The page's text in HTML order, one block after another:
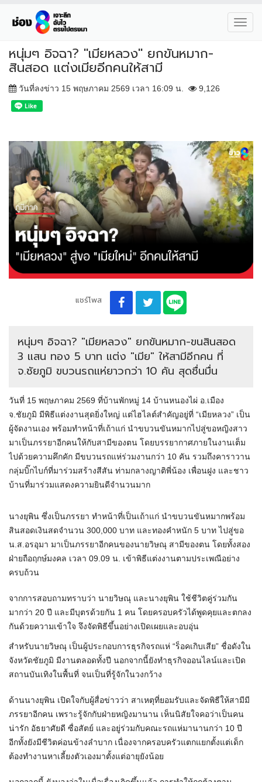
หนุ่มๆ อิจฉา? "เมียหลวง" ยกขันหมาก-
สินสอด แต่งเมียอีกคนให้สามี
วันที่ลงข่าว 15 พฤษภาคม 2569 เวลา 16:09 น. 9,126
แชร์โพส
หนุ่มๆ อิจฉา? "เมียหลวง" ยกขันหมาก-ขนสินสอด
3 แสน ทอง 5 บาท แต่ง "เมีย" ให้สามีอีกคน ที่
จ.ชัยภูมิ ขบวนรถแห่ยาวกว่า 10 คัน สุดชื่นมื่น
วันที่ 15 พฤษภาคม 2569 ที่บ้านพักหมู่ 14 บ้านหนองไผ่ อ.เมือง
จ.ชัยภูมิ มีพิธีแต่งงานสุดยิ่งใหญ่ แต่ไฮไลต์สำคัญอยู่ที่ “เมียหลวง” เป็น
ผู้จัดงานเอง พร้อมทำหน้าที่เถ้าแก่ นำขบวนขันหมากไปสู่ขอหญิงสาว
มาเป็นภรรยาอีกคนให้กับสามีของตน โดยบรรยากาศภายในงานเต็ม
ไปด้วยความคึกคัก มีขบวนรถแห่ร่วมงานกว่า 10 คัน รวมถึงคาราวาน
กลุ่มบิ๊กไบก์ที่มาร่วมสร้างสีสัน ท่ามกลางญาติพี่น้อง เพื่อนฝูง และชาว
บ้านที่มาร่วมแสดงความยินดีจำนวนมาก
นางยุพิน ซึ่งเป็นภรรยา ทำหน้าที่เป็นเถ้าแก่ นำขบวนขันหมากพร้อม
สินสอดเงินสดจำนวน 300,000 บาท และทองคำหนัก 5 บาท ไปสู่ขอ
น.ส.อรอุมา มาเป็นภรรยาอีกคนของนายวิษณุ สามีของตน โดยทั้งสอง
ฝ่ายถือฤกษ์มงคล เวลา 09.09 น. เข้าพิธีแต่งงานตามประเพณีอย่าง
ครบถ้วน
จากการสอบถามทราบว่า นายวิษณุ และนางยุพิน ใช้ชีวิตคู่ร่วมกัน
มากว่า 20 ปี และมีบุตรด้วยกัน 1 คน โดยครอบครัวได้พูดคุยและตกลง
กันด้วยความเข้าใจ จึงจัดพิธีขึ้นอย่างเปิดเผยและอบอุ่น
สำหรับนายวิษณุ เป็นผู้ประกอบการธุรกิจรถแห่ “ร็อคเกิบเสีย” ชื่อดังใน
จังหวัดชัยภูมิ มีงานตลอดทั้งปี นอกจากนี้ยังทำธุรกิจออนไลน์และเปิด
สถานบันเทิงในพื้นที่ จนเป็นที่รู้จักในวงกว้าง
ด้านนางยุพิน เปิดใจกับผู้สื่อข่าวว่า สาเหตุที่ยอมรับและจัดพิธีให้สามีมี
ภรรยาอีกคน เพราะรู้จักกับฝ่ายหญิงมานาน เห็นนิสัยใจคอว่าเป็นคน
น่ารัก อัธยาศัยดี ซื่อสัตย์ และอยู่ร่วมกับคณะรถแห่มานานกว่า 10 ปี
อีกทั้งยังมีชีวิตค่อนข้างลำบาก เนื่องจากครอบครัวแตกแยกตั้งแต่เด็ก
ต้องทำงานหาเลี้ยงตัวเองมาตั้งแต่อายุยังน้อย